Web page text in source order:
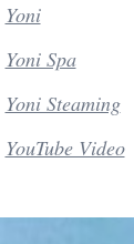
Yoni
Yoni Spa
Yoni Steaming
YouTube Video